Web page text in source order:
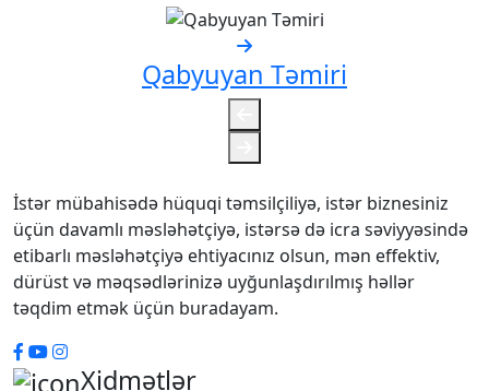
Qabyuyan Təmiri
İstər mübahisədə hüquqi təmsilçiliyə, istər biznesiniz
üçün davamlı məsləhətçiyə, istərsə də icra səviyyəsində
etibarlı məsləhətçiyə ehtiyacınız olsun, mən effektiv,
dürüst və məqsədlərinizə uyğunlaşdırılmış həllər
təqdim etmək üçün buradayam.
Xidmətlər